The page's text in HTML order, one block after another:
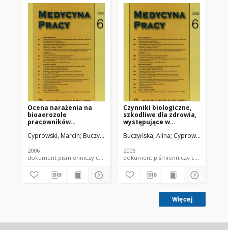
Ocena narażenia na
bioaerozole
pracowników
Cyprowski, Marcin Buczyńska, Alina Szadkowska-Stańczyk, Irena
2006
dokument piśmienniczy czasopismo - artykuł
Czynniki biologiczne,
szkodliwe dla zdrowia,
występujące w
składowisk odpadów
Buczyńska, Alina Cyprowski, Marcin
2006
dokument piśmienniczy
Więcej